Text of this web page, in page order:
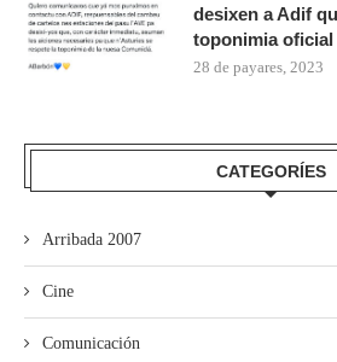
desixen a Adif
toponimia oficial
28 de payares, 2023
CATEGORÍES
Arribada 2007
Cine
Comunicación